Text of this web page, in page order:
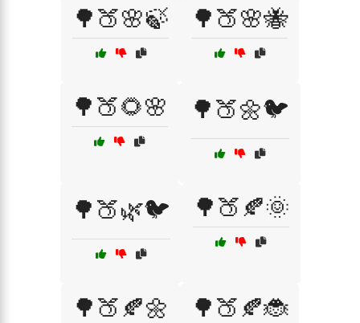
🌳🍑🌸🍃 🌳🍑🌸🐝
🌳🍑🌻🌸 🌳🍑🌼🐦
🌳🍑🌿🐦 🌳🍑🍂🌞
🌳🍑🍂🌼 🌳🍑🍂🐞